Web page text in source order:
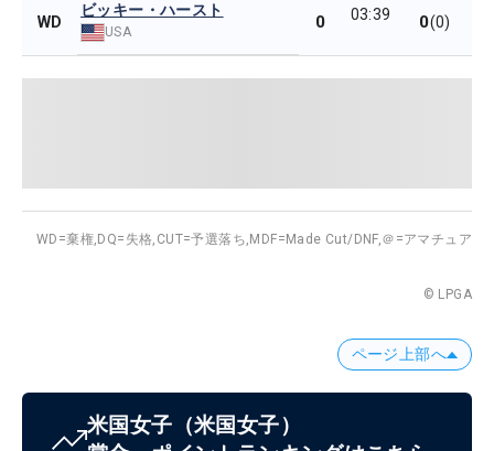
WD
ビッキー・ハースト
USA 0 03:39 0(0)
WD=棄権, DQ=失格, CUT=予選落ち, MDF=Made Cut/DNF,＠=アマチュア
© LPGA
ページ上部へ
米国女子 （米国女子）